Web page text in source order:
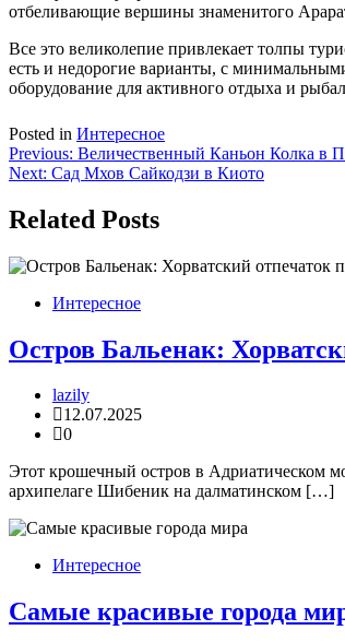
отбеливающие вершины знаменитого
Все это великолепие привлекает толпы
есть и недорогие варианты, с
оборудование для активного отдыха и
Posted in Интересное
Навигация
по
записям
Previous: Величественный Каньон Колка в
Next: Сад Мхов Сайкодзи в Киото
Related Posts
Интересное
Остров Бальенак:
lazily
12.07.2025
0
Этот крошечный остров в Адриатическом
архипелаге Шибеник на далматинском […]
Интересное
Самые красивые города